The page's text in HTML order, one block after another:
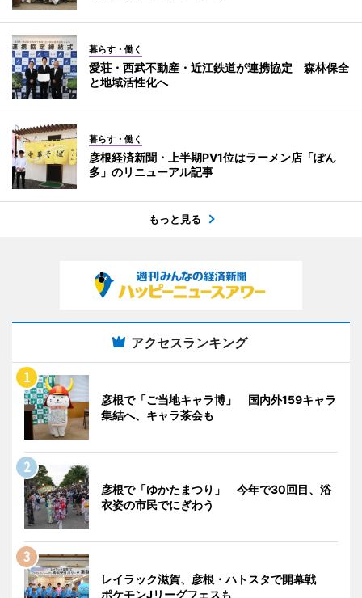
暮らす・働く
愛荘・西武不動産・近江鉄道が連携協定 森林保全
と地域活性化へ
暮らす・働く
彦根経済新聞・上半期PV1位はラーメン店「ぽん
多」のリニューアル記事
もっと見る
アクセスランキング
彦根で「ご当地キャラ博」 国内外159キャラ
集結へ、キャラ茶会も
彦根で「ゆかたまつり」 今年で30回目、浴
衣姿の市民でにぎわう
レイラック滋賀、彦根・ハトスタで開幕戦
ポケモンJリーグフェスも